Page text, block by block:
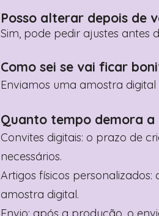
Posso alterar depois de
Sim, pode pedir ajustes antes
Como sei se vai ficar
Enviamos uma amostra digital
Quanto tempo demora a
Convites digitais: o prazo de
necessários.
Artigos físicos
amostra digital.